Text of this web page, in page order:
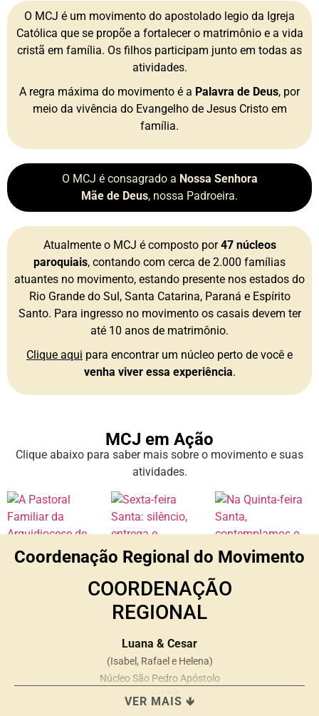
O MCJ é um movimento do apostolado legio da Igreja
Católica que se propõe a fortalecer o matrimônio e a vida
cristã em família. Os filhos participam junto em todas as
atividades.
A regra máxima do movimento é a Palavra de Deus, por
meio da vivência do Evangelho de Jesus Cristo em
família.
O MCJ é consagrado a Nossa Senhora
Mãe de Deus, nossa Padroeira.
Atualmente o MCJ é composto por47 núcleos
paroquiais, contando com cerca de 2.000 famílias
atuantes no movimento, estando presente nos estados do
Rio Grande do Sul, Santa Catarina, Paraná e Espírito
Santo. Para ingresso no movimento os casais devem ter
até 10 anos de matrimônio.
Clique aqui para encontrar um núcleo perto de você e
venha viver essa experiência.
MCJ em Ação
Clique abaixo para saber mais sobre o movimento e suas
atividades.
Coordenação Regional do Movimento
COORDENAÇÃO
REGIONAL
Luana & Cesar
(Isabel, Rafael e Helena)
Núcleo São Pedro Apóstolo
Ivoti/ RS
VER MAIS 🡻